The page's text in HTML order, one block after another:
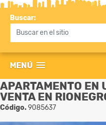
Buscar:
MENÚ
APARTAMENTO EN
VENTA EN
Código.9085637